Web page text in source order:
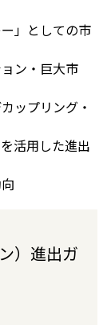
」としての市
ン・巨大市
ップリング・
活用した進出
）進出ガ